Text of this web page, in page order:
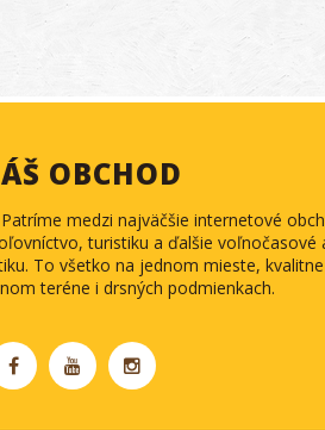
OBCHOD
medzi najväčšie internetové
turistiku a ďalšie voľnočasové
To všetko na jednom mieste,
teréne i drsných podmienkach.